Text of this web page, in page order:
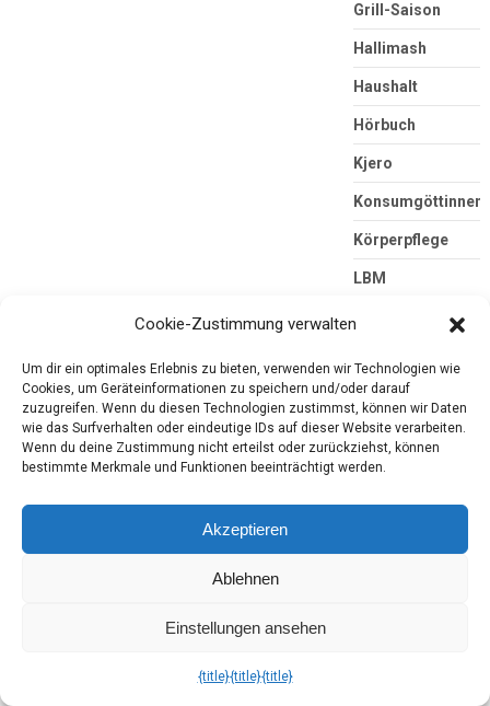
Grill-Saison
Hallimash
Haushalt
Hörbuch
Kjero
Konsumgöttinnen
Körperpflege
LBM
Lebensmittel
Magazine
Märkte
Monat mit Stern
Pflanzen und
Cookie-Zustimmung verwalten
Um dir ein optimales Erlebnis zu bieten, verwenden wir Technologien wie
Cookies, um Geräteinformationen zu speichern und/oder darauf
zuzugreifen. Wenn du diesen Technologien zustimmst, können wir Daten
wie das Surfverhalten oder eindeutige IDs auf dieser Website verarbeiten.
Wenn du deine Zustimmung nicht erteilst oder zurückziehst, können
bestimmte Merkmale und Funktionen beeinträchtigt werden.
Akzeptieren
Ablehnen
Einstellungen ansehen
{title}{title}{title}